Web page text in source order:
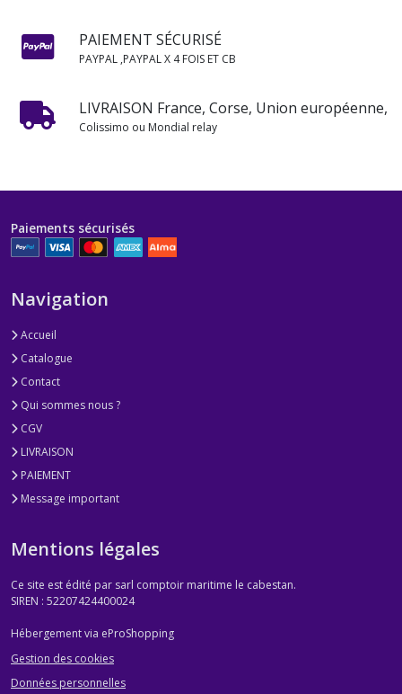
PAIEMENT SÉCURISÉ
PAYPAL ,PAYPAL X 4 FOIS ET CB
LIVRAISON France, Corse, Union européenne,
Colissimo ou Mondial relay
Paiements sécurisés
Navigation
Accueil
Catalogue
Contact
Qui sommes nous ?
CGV
LIVRAISON
PAIEMENT
Message important
Mentions légales
Ce site est édité par sarl comptoir maritime le cabestan.
SIREN : 52207424400024
Hébergement via eProShopping
Gestion des cookies
Données personnelles